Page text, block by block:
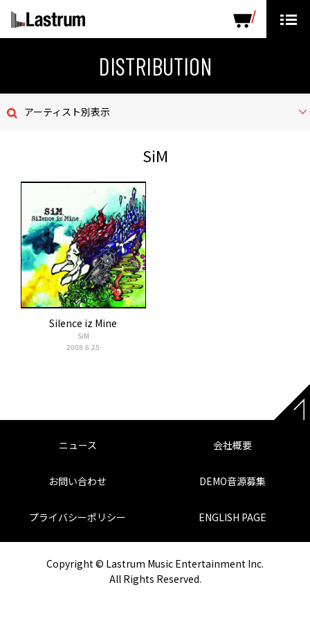
LABEL PRODUCTS
プライバシーポリシー
ENGLISH PAGE
DISTRIBUTION
アーティスト別表示
SiM
Silence iz Mine
SiM
2008.6.25
ニュース 会社概要
お問い合わせ DEMO音源募集
プライバシーポリシー ENGLISH PAGE
Copyright © Lastrum Music Entertainment Inc.
All Rights Reserved.